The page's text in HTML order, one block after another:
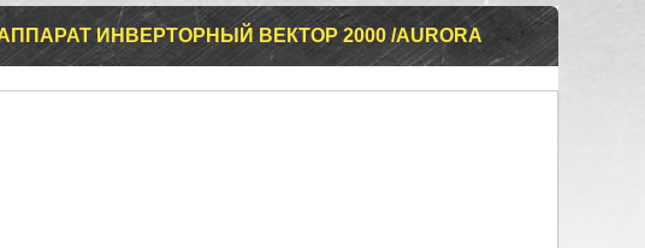
ИНВЕРТОРНЫЙ ВЕКТОР 2000 /AURORA